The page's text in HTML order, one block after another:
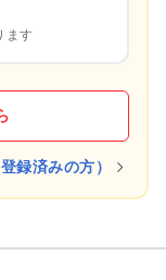
ます
録済みの方）